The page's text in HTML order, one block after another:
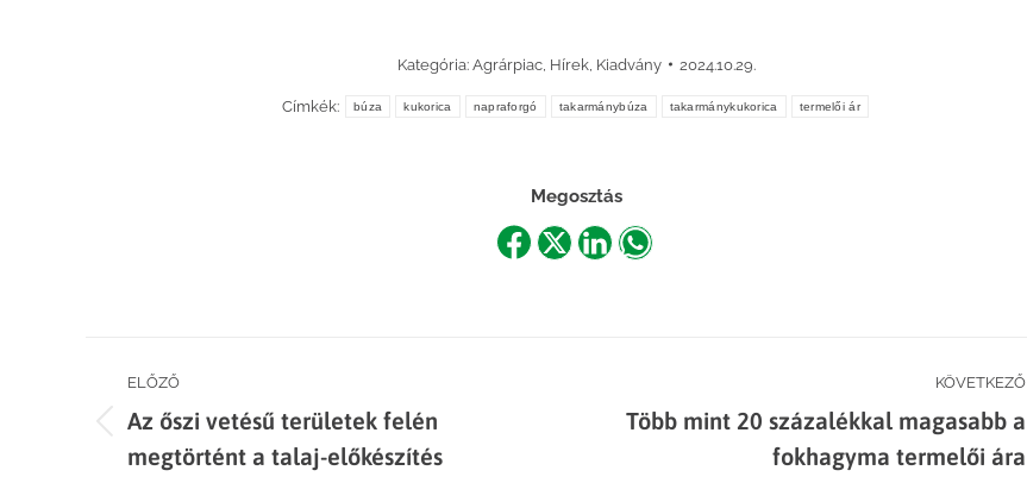
Kategória: Agrárpiac Hírek Kiadvány 2024.10.29.
Címkék: búza kukorica napraforgó takarmánybúza takarmánykukorica termelői ár
Megosztás
ShareShareShareShare
Post
navigation
ELŐZŐ
Previous
post:
Az őszi vetésű területek felén
megtörtént a talaj-előkészítés
KÖVETKEZŐ
Next
Több mint 20 százalékkal magasabb a
fokhagyma termelői ára